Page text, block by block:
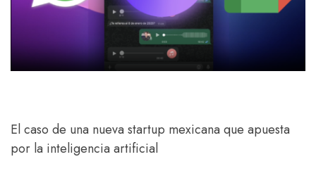
El caso de una nueva startup mexicana que apuesta
por la inteligencia artificial